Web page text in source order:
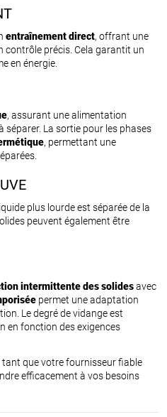
entraînement direct, offrant une
contrôle précis. Cela garantit un
en énergie.
, assurant une alimentation
séparer. La sortie pour les phases
, permettant une
plus lourde est séparée de la
peuvent également être
intermittente des solidesavec
permet une adaptation
Le degré de vidange est
en fonction des exigences
tant que votre fournisseur fiable
efficacement à vos besoins